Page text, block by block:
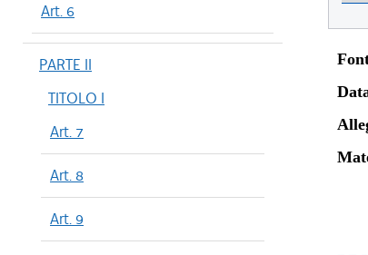
Art. 6
PARTE II
TITOLO I
Art. 7
Art. 8
Art. 9